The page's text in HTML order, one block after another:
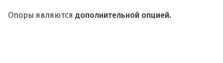
Опоры являются дополнительной опцией.